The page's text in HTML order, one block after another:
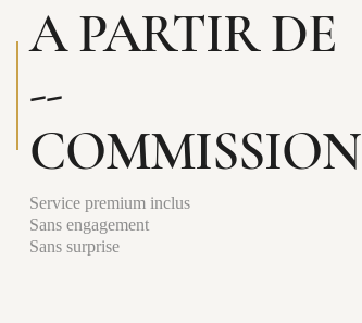
A PARTIR DE
--
COMMISSION
Service premium inclus
Sans engagement
Sans surprise